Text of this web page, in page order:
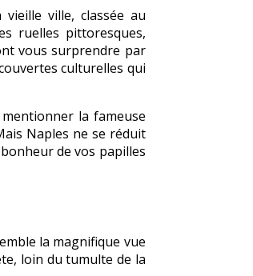
ville, classée au
ruelles pittoresques,
vous surprendre par
culturelles qui
la fameuse
Naples ne se réduit
de vos papilles
la magnifique vue
loin du tumulte de la